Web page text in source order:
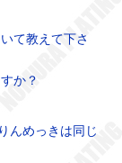
て教えて下さ
か？
んめっきは同じ